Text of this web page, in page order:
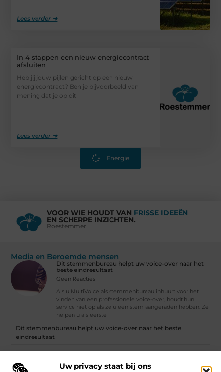
Uw privacy staat bij ons
Lees verder ➜
In 4 stappen een nieuw energiecontract
afsluiten
Heb jij jouw pijlen gericht op een nieuw
energiecontract? Ben je bijvoorbeeld van
mening dat je op dit
Lees verder ➜
Energie
VOOR WIE HOUDT VAN FRISSE IDEEËN
EN SCHERPE INZICHTEN.
Roestemmer
Media en Beroemde mensen
Dit stemmenbureau helpt uw voice-over naar het
beste eindresultaat
Geen Reacties
Als u MultiVoice als stemmenbureau inhuurt voor het
vinden van een professionele voice-over, houdt hun
service niet op als ze u een stem aangeraden hebben. Ze
helpen u als eerste
Dit stemmenbureau helpt uw voice-over naar het beste
eindresultaat